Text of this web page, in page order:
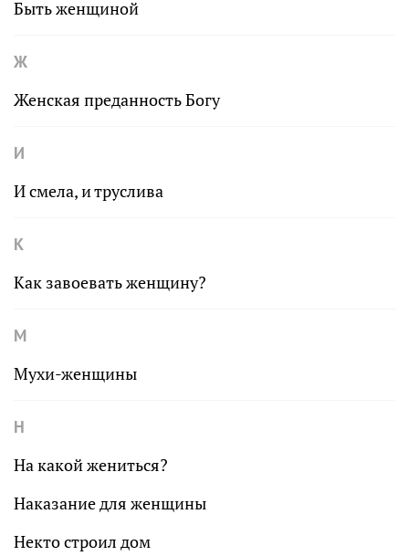
Быть женщиной
Ж
Женская преданность Богу
И
И смела, и труслива
К
Как завоевать женщину?
М
Мухи-женщины
Н
На какой жениться?
Наказание для женщины
Некто строил дом